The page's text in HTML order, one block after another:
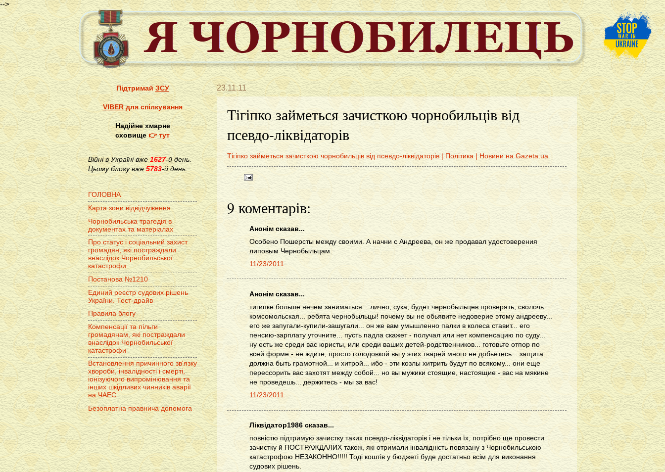
-->
23.11.11
Тігіпко займеться зачисткою чорнобильців від
псевдо-ліквідаторів
Тігіпко займеться зачисткою чорнобильців від псевдо-ліквідаторів | Політика | Новини на Gazeta.ua
9 коментарів:
Анонім сказав...
Особено Пошерсты между своими. А начни с Андреева, он же продавал удостоверения
липовым Чернобыльцам.
11/23/2011
Анонім сказав...
тигипке больше нечем заниматься... лично, сука, будет чернобыльцев проверять, сволочь
комсомольская... ребята чернобыльцы! почему вы не обьявите недоверие этому андрееву...
его же запугали-купили-зашугали... он же вам умышленно палки в колеса ставит... его
пенсию-зарплату уточните... пусть падла скажет - получал или нет компенсацию по суду...
ну есть же среди вас юристы, или среди ваших детей-родственников... готовьте отпор по
всей форме - не ждите, просто голодовкой вы у этих тварей много не добьетесь... защита
должна быть грамотной... и хитрой... ибо - эти козлы хитрить будут по всякому... они еще
перессорить вас захотят между собой... но вы мужики стоящие, настоящие - вас на мякине
не проведешь... держитесь - мы за вас!
11/23/2011
Ліквідатор1986 сказав...
повністю підтримую зачистку таких псевдо-ліквідаторів і не тільки їх, потрібно ще провести
зачистку й ПОСТРАЖДАЛИХ також, які отримали інвалідність повязану з Чорнобильською
катастрофою НЕЗАКОННО!!!!! Тоді коштів у бюджеті буде достатньо всім для виконання
судових рішень.
ПідтримайЗСУ
VIBERдля спілкування
Надійне хмарне
сховище👉 тут
Війні в Україні вже1627-й день.
Цьому блогу вже 5783-й день.
ГОЛОВНА
Карта зони відвідчуження
Чорнобильська трагедія в
документах та матеріалах
Про статус і соціальний захист
громадян, які постраждали
внаслідок Чорнобильської
катастрофи
Постанова №1210
Единий реєстр судових рішень
України. Тест-драйв
Правила блогу
Компенсації та пільги
громадянам, які постраждали
внаслідок Чорнобильської
катастрофи
Встановлення причинного зв'язку
хвороби, інвалідності і смерті,
іонізуючого випромінювання та
інших шкідливих чинників аварії
на ЧАЕС
Безоплатна правнича допомога